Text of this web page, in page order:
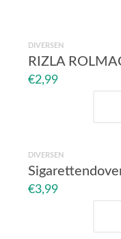
DIVERSEN
RIZLA
€2,99
DIVERSEN
€3,99